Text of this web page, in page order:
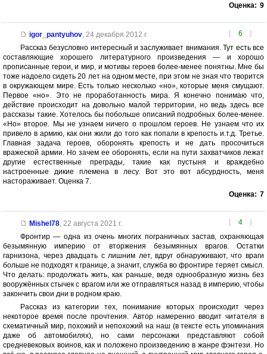
Оценка: 9
[ 6 ]
igor_pantyuhov, 24 декабря 2012 г.
Рассказ безусловно интересный и заслуживает внимания. Тут есть все
составляющие хорошего литературного произведения — и хорошо
прописанные герои, и мир, и мотивы героев более-менее понятны. Мне бы
тоже надоело сидеть 20 лет на одном месте, при этом не зная что творится
в окружающем мире. Есть только несколько «но», которые меня смущают.
Первое «но». Это не проработанность мира. Я конечно понимаю что,
действие происходит на довольно малой территории, но ведь здесь все
рассказы такие. Хотелось бы побольше описаний подробных более-менее.
«Но» второе. Мы не узнаем ничего о прошлом героев. Не узнаем что их
привело в армию, как они жили до того как попали в крепость и.т.д. Третье.
Главная задача героев, оборонять крепость и не дать просочиться
вражеской армии. Но зачем ее оборонять, если на пути захватчиков лежат
другие естественные преграды, такие как пустыня и враждебно
настроенные дикие племена в лесу. Вот это вот абсурдность, меня
настораживает. Оценка 7.
Оценка: 7
[ 4 ]
Mishel78, 22 августа 2021 г.
Фронтир — одна из очень многих пограничных застав, охраняющая
безымянную империю от вторжения безымянных врагов. Остатки
гарнизона, через двадцать с лишним лет, вдруг обнаруживают, что враги
больше не подходят к границе, а значит, служба во фронтире теряет смысл.
Что делать: продолжать жить, как раньше, ведя однообразную жизнь без
вооружëнных стычек с врагом или же отправляться назад в империю, чтобы
закончить свои дни в родном краю.
Рассказ из категории тех, понимание которых происходит через
некоторое время после прочтения. Автор намеренно вводит читателя в
схематичный мир, похожий и непохожий на наш (в тексте есть упоминания
даже об автомобилях), но сами персонажи представляют собой
средневековых воинов, как и положено произведению в жанре фэнтези. Но